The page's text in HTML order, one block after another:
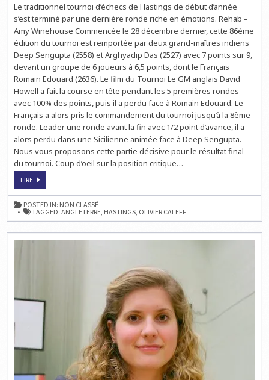
EN
ANGLETERRE
:
TOURNOI
DE
HASTINGS
Le traditionnel tournoi d’échecs de Hastings de début d’année
s’est terminé par une dernière ronde riche en émotions. Rehab –
Amy Winehouse Commencée le 28 décembre dernier, cette 86ème
édition du tournoi est remportée par deux grand-maîtres indiens
Deep Sengupta (2558) et Arghyadip Das (2527) avec 7 points sur 9,
devant un groupe de 6 joueurs à 6,5 points, dont le Français
Romain Edouard (2636). Le film du Tournoi Le GM anglais David
Howell a fait la course en tête pendant les 5 premières rondes
avec 100% des points, puis il a perdu face à Romain Edouard. Le
Français a alors pris le commandement du tournoi jusqu’à la 8ème
ronde. Leader une ronde avant la fin avec 1/2 point d’avance, il a
alors perdu dans une Sicilienne animée face à Deep Sengupta.
Nous vous proposons cette partie décisive pour le résultat final
du tournoi. Coup d’oeil sur la position critique…
LIREECHECS
ANGLETERRE
:
LE
TOURNOI
DE
POSTED IN: NON CLASSÉ
TAGGED:ANGLETERRE HASTINGS OLIVIER CALEFF